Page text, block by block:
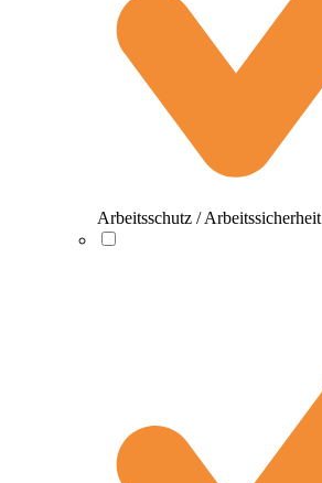
Arbeitsschutz / Arbeitssicherheit